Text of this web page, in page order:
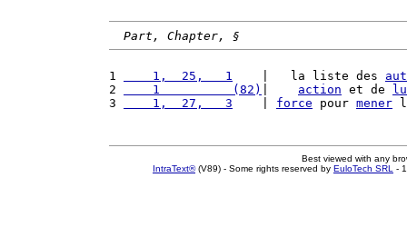
Part, Chapter, §
1
    1,  25,   1
    |   la liste des
2
    1          (82)
action et de
3
    1,  27,   3
force pour mener
Best viewed with any
IntraText®(V89) - Some rights reserved by EuloTech SRL -